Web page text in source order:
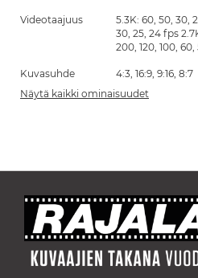
Videotaajuus
5.3K: 60, 50, 30,
30, 25, 24 fps
200, 120, 100,
Kuvasuhde
4:3, 16:9, 9:16, 8:7
Näytä kaikki ominaisuudet